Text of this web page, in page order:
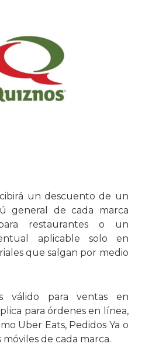
un descuento de un
general de cada marca
restaurantes o un
aplicable solo en
que salgan por medio
válido para ventas en
para órdenes en línea,
Uber Eats, Pedidos Ya o
móviles de cada marca.